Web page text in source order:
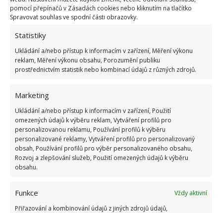
pomocí přepínačů v Zásadách cookies nebo kliknutím na tlačítko
Spravovat souhlas ve spodní části obrazovky.
Statistiky
Ukládání a/nebo přístup k informacím v zařízení, Měření výkonu
reklam, Měření výkonu obsahu, Porozumění publiku
prostřednictvím statistik nebo kombinací údajů z různých zdrojů.
Marketing
Ukládání a/nebo přístup k informacím v zařízení, Použití
omezených údajů k výběru reklam, Vytváření profilů pro
personalizovanou reklamu, Používání profilů k výběru
personalizované reklamy, Vytváření profilů pro personalizovaný
obsah, Používání profilů pro výběr personalizovaného obsahu,
Rozvoj a zlepšování služeb, Použití omezených údajů k výběru
obsahu.
Funkce
Vždy aktivní
Přiřazování a kombinování údajů z jiných zdrojů údajů,
STADION